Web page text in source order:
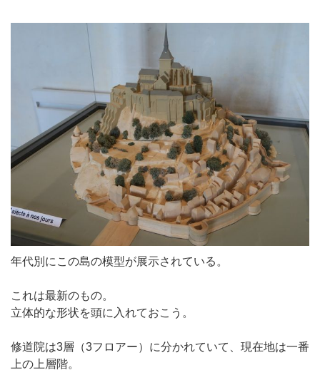
年代別にこの島の模型が展示されている。
これは最新のもの。
立体的な形状を頭に入れておこう。
修道院は3層（3フロアー）に分かれていて、現在地は一番
上の上層階。